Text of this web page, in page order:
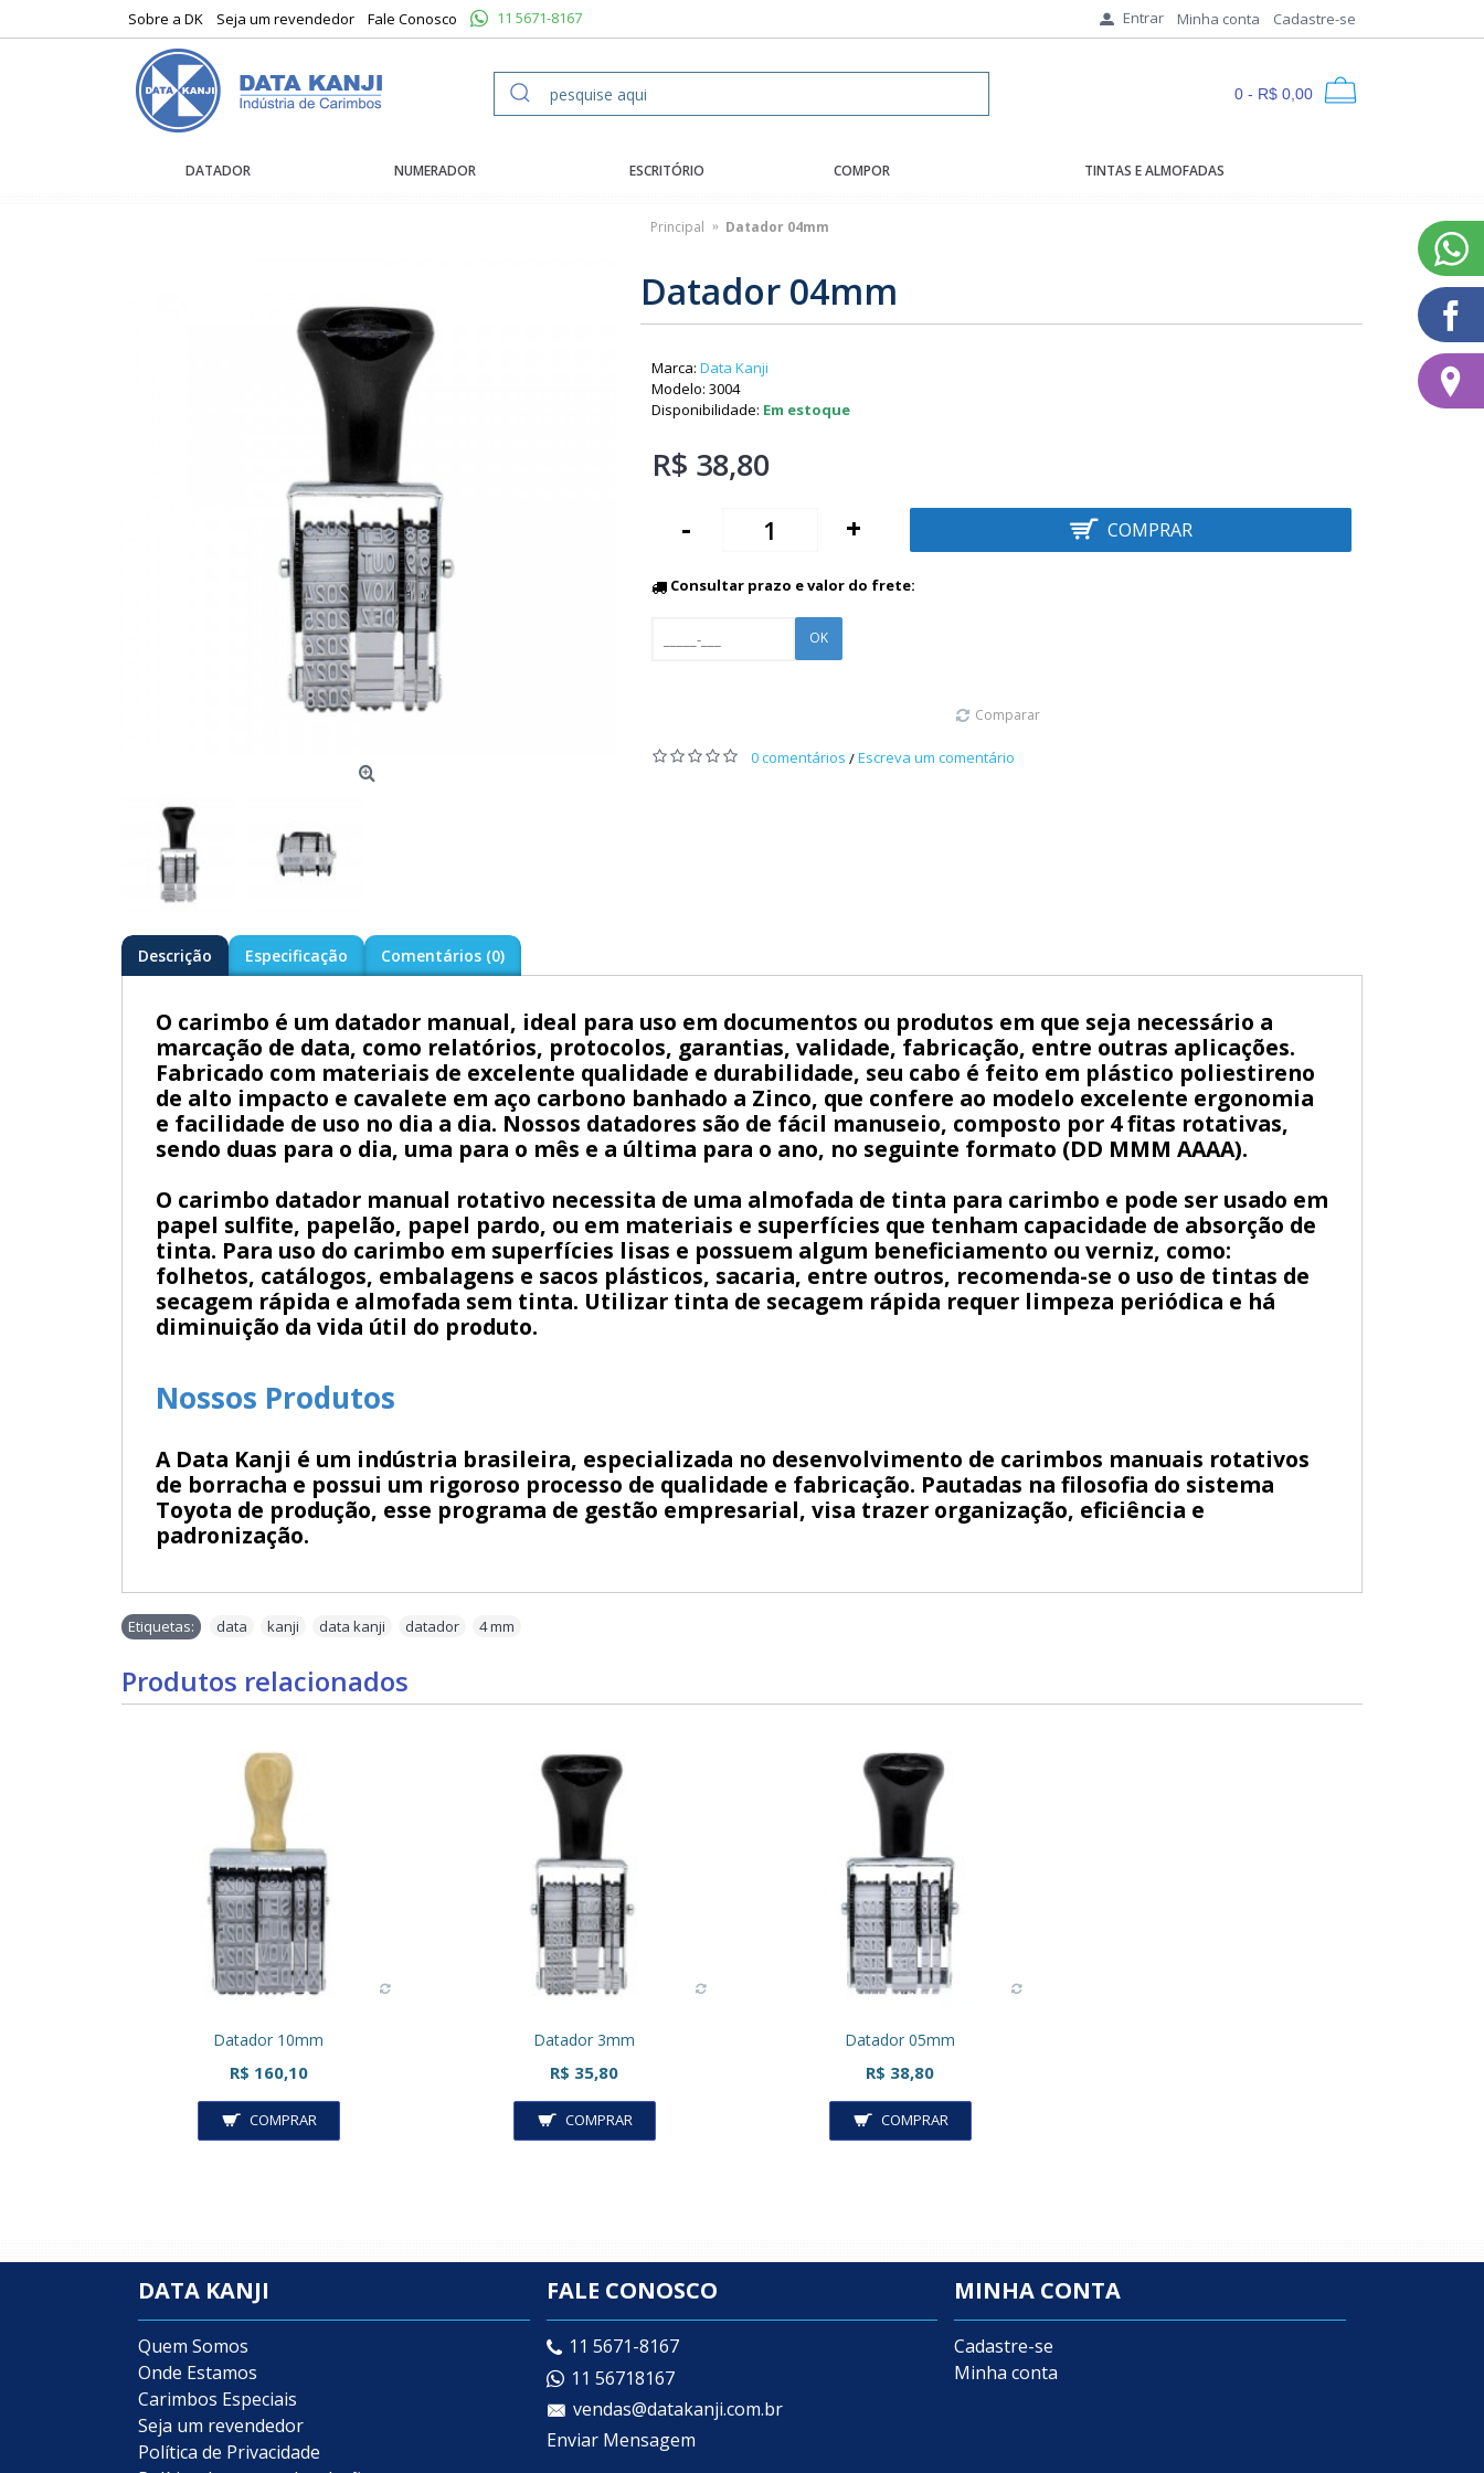
Sobre a DK Seja um revendedor Fale Conosco 11 5671-8167 Entrar Minha conta Cadastre-se
0 - R$ 0,00
DATADOR NUMERADOR ESCRITÓRIO COMPOR TINTAS E ALMOFADAS
Principal Datador 04mm
Datador 04mm
Marca: Data Kanji
Modelo: 3004
Disponibilidade: Em estoque
R$ 38,80
- + COMPRAR
Consultar prazo e valor do frete:
OK
Comparar
0 comentários /Escreva um comentário
Descrição Especificação Comentários (0)
O carimbo é um datador manual, ideal para uso em documentos ou produtos em que seja necessário a
marcação de data, como relatórios, protocolos, garantias, validade, fabricação, entre outras aplicações.
Fabricado com materiais de excelente qualidade e durabilidade, seu cabo é feito em plástico poliestireno
de alto impacto e cavalete em aço carbono banhado a Zinco, que confere ao modelo excelente ergonomia
e facilidade de uso no dia a dia. Nossos datadores são de fácil manuseio, composto por 4 fitas rotativas,
sendo duas para o dia, uma para o mês e a última para o ano, no seguinte formato (DD MMM AAAA).
O carimbo datador manual rotativo necessita de uma almofada de tinta para carimbo e pode ser usado em
papel sulfite, papelão, papel pardo, ou em materiais e superfícies que tenham capacidade de absorção de
tinta. Para uso do carimbo em superfícies lisas e possuem algum beneficiamento ou verniz, como:
folhetos, catálogos, embalagens e sacos plásticos, sacaria, entre outros, recomenda-se o uso de tintas de
secagem rápida e almofada sem tinta. Utilizar tinta de secagem rápida requer limpeza periódica e há
diminuição da vida útil do produto.
Nossos Produtos
A Data Kanji é um indústria brasileira, especializada no desenvolvimento de carimbos manuais rotativos
de borracha e possui um rigoroso processo de qualidade e fabricação. Pautadas na filosofia do sistema
Toyota de produção, esse programa de gestão empresarial, visa trazer organização, eficiência e
padronização.
Etiquetas: data kanji data kanji datador 4 mm
Produtos relacionados
Datador 10mm
R$ 160,10
COMPRAR
Datador 3mm
R$ 35,80
COMPRAR
Datador 05mm
R$ 38,80
COMPRAR
DATA KANJI
Quem Somos
Onde Estamos
Carimbos Especiais
Seja um revendedor
Política de Privacidade
FALE CONOSCO
11 5671-8167
11 56718167
vendas@datakanji.com.br
Enviar Mensagem
MINHA CONTA
Cadastre-se
Minha conta